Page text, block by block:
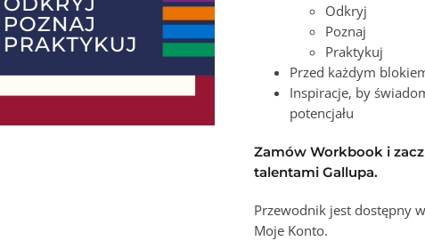
Odkryj
Poznaj
Praktykuj
Przed każdym
Inspiracje, by
potencjału
Zamów Workbook i
talentami Gallupa.
Przewodnik jest dostępny
Moje Konto.